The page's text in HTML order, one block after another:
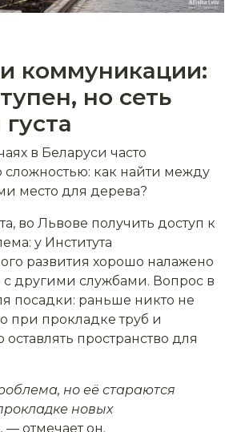
коммуникации:
но сеть
в Беларуси часто
сложностью: как найти между
место для дерева?
во Львове получить доступ к
у Института
развития хорошо налажено
с другими службами. Вопрос в
посадки: раньше никто не
при прокладке труб и
пространство для
но её стараются
новых
— отмечает он.